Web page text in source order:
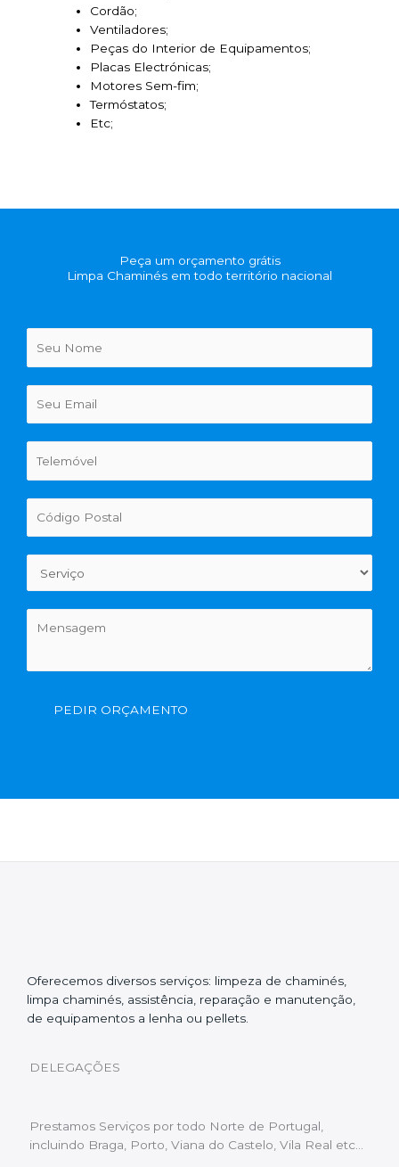
Cordão;
Ventiladores;
Peças do Interior de Equipamentos;
Placas Electrónicas;
Motores Sem-fim;
Termóstatos;
Etc;
Peça um orçamento grátis
Limpa Chaminés em todo território nacional
PEDIR ORÇAMENTO
Oferecemos diversos serviços: limpeza de chaminés,
limpa chaminés, assistência, reparação e manutenção,
de equipamentos a lenha ou pellets.
DELEGAÇÕES
Prestamos Serviços por todo Norte de Portugal,
incluindo Braga, Porto, Viana do Castelo, Vila Real etc…